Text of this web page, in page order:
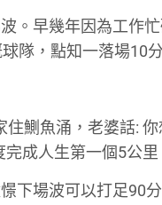
。早幾年因為工作
隊，點知一落場10
鰂魚涌，老婆話:
成人生第一個5公里
下場波可以打足90